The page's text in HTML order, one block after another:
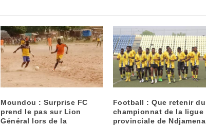
Moundou : Surprise FC
prend le pas sur Lion
Général lors de la
Football : Que retenir du
championnat de la ligue
provinciale de Ndjamena